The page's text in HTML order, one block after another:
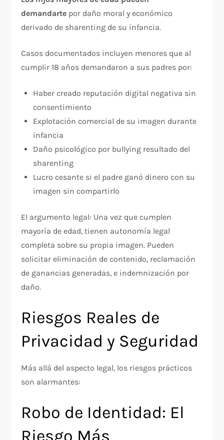
demandarte por daño moral y económico
derivado de sharenting de su infancia.​
Casos documentados incluyen menores que al
cumplir 18 años demandaron a sus padres por:
Haber creado reputación digital negativa sin
consentimiento
Explotación comercial de su imagen durante
infancia
Daño psicológico por bullying resultado del
sharenting
Lucro cesante si el padre ganó dinero con su
imagen sin compartirlo
El argumento legal: Una vez que cumplen
mayoría de edad, tienen autonomía legal
completa sobre su propia imagen. Pueden
solicitar eliminación de contenido, reclamación
de ganancias generadas, e indemnización por
daño.
Riesgos Reales de
Privacidad y Seguridad
Más allá del aspecto legal, los riesgos prácticos
son alarmantes:
Robo de Identidad: El